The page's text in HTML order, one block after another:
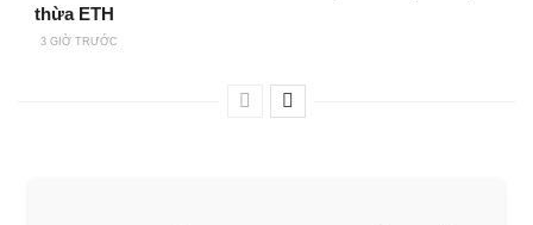
thừa ETH
3 GIỜ TRƯỚC